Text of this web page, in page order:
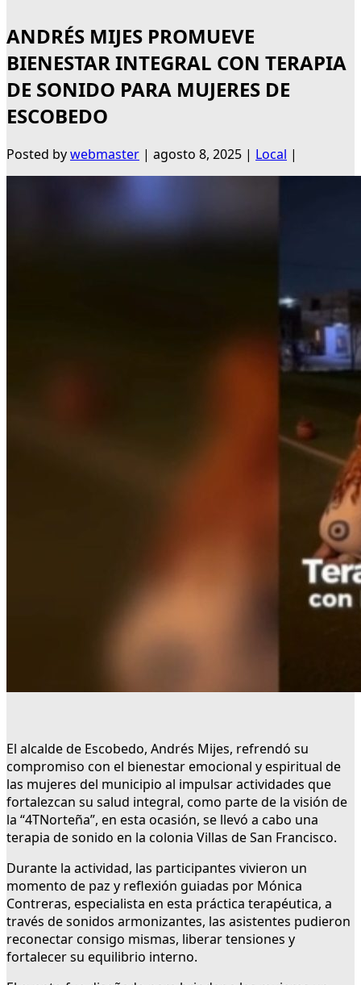
ANDRÉS MIJES PROMUEVE
BIENESTAR INTEGRAL CON TERAPIA
DE SONIDO PARA MUJERES DE
ESCOBEDO
Posted bywebmaster | agosto 8, 2025 | Local |
El alcalde de Escobedo, Andrés Mijes, refrendó su
compromiso con el bienestar emocional y espiritual de
las mujeres del municipio al impulsar actividades que
fortalezcan su salud integral, como parte de la visión de
la “4TNorteña”, en esta ocasión, se llevó a cabo una
terapia de sonido en la colonia Villas de San Francisco.
Durante la actividad, las participantes vivieron un
momento de paz y reflexión guiadas por Mónica
Contreras, especialista en esta práctica terapéutica, a
través de sonidos armonizantes, las asistentes pudieron
reconectar consigo mismas, liberar tensiones y
fortalecer su equilibrio interno.